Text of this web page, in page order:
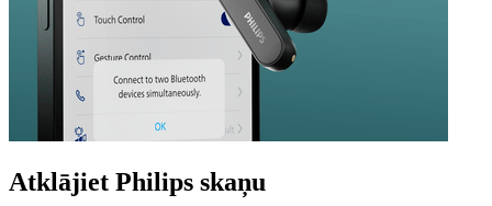
Atklājiet Philips skaņu